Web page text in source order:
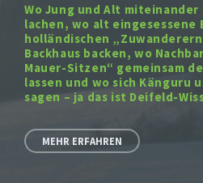
Wo Jung und Alt
lachen, wo alt eingesessene
holländischen
Backhaus backen, wo
Mauer-Sitzen“ gemeinsam
lassen und wo sich Känguru
sagen – ja das ist Deifeld-
MEHR ERFAHREN